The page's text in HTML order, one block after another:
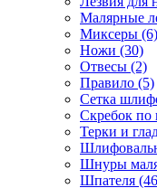
Малярные
Миксеры (6)
Ножи (30)
Отвесы (2)
Правило (5)
Сетка
Скребок по
Терки и
Шнуры
Шпателя